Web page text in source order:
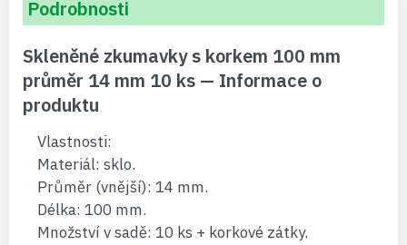
Podrobnosti
Skleněné zkumavky s korkem 100 mm
průměr 14 mm 10 ks — Informace o
produktu
Vlastnosti:
Materiál: sklo.
Průměr (vnější): 14 mm.
Délka: 100 mm.
Množství v sadě: 10 ks + korkové zátky.